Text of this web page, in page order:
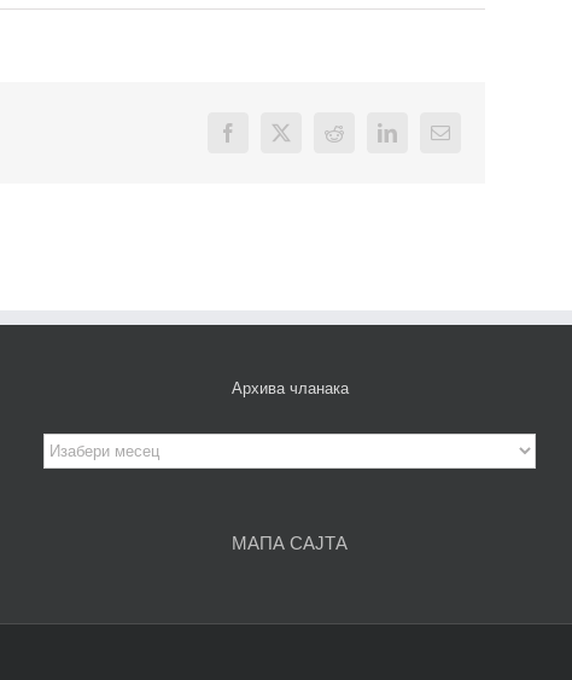
Facebook
X Reddit LinkedInEmail
Архива чланака
Архива
чланака
МАПА САЈТА